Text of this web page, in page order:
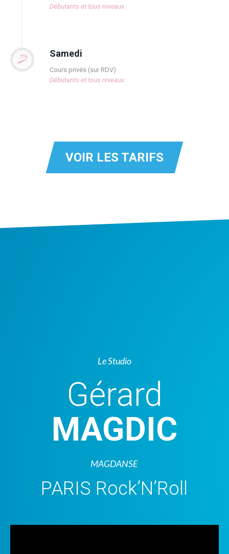
Débutants et tous niveaux
Samedi
Cours privés (sur RDV)
Débutants et tous niveaux
VOIR LES TARIFS
Le Studio
Gérard
MAGDIC
MAGDANSE
PARIS Rock’N’Roll